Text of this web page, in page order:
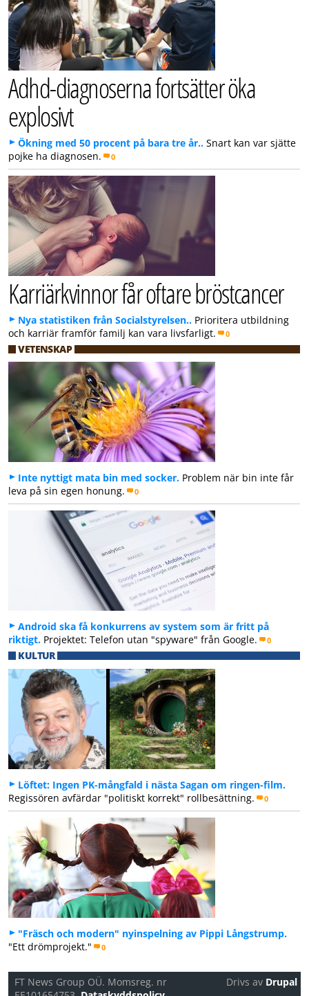
Adhd-diagnoserna fortsätter öka
explosivt
Ökning med 50 procent på bara tre år.. Snart kan var sjätte
pojke ha diagnosen.
0
Karriärkvinnor får oftare bröstcancer
Nya statistiken från Socialstyrelsen.. Prioritera utbildning
och karriär framför familj kan vara livsfarligt.
0
VETENSKAP
Inte nyttigt mata bin med socker. Problem när bin inte får
leva på sin egen honung.
0
Android ska få konkurrens av system som är fritt på
riktigt. Projektet: Telefon utan "spyware" från Google. 0
KULTUR
Löftet: Ingen PK-mångfald i nästa Sagan om ringen-film.
Regissören avfärdar "politiskt korrekt" rollbesättning.
0
"Fräsch och modern" nyinspelning av Pippi Långstrump.
"Ett drömprojekt."
0
FT News Group OÜ. Momsreg. nr
Drivs av Drupal